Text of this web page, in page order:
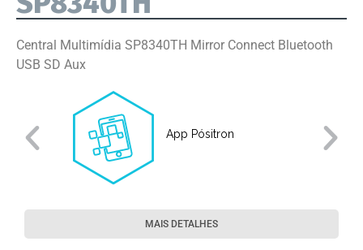
Central Multimídia SP8340TH Mirror Connect Bluetooth
USB SD Aux
App Pósitron
MAIS DETALHES